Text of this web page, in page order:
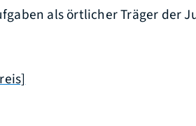
als örtlicher Träger der